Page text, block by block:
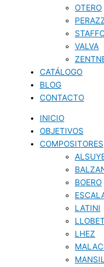
OTERO
VALVA
CATÁLOGO
BLOG
CONTACTO
INICIO
OBJETIVOS
COMPOSITORES
BOERO
LATINI
LHEZ